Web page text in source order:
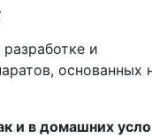
и
основанных
и в домашних